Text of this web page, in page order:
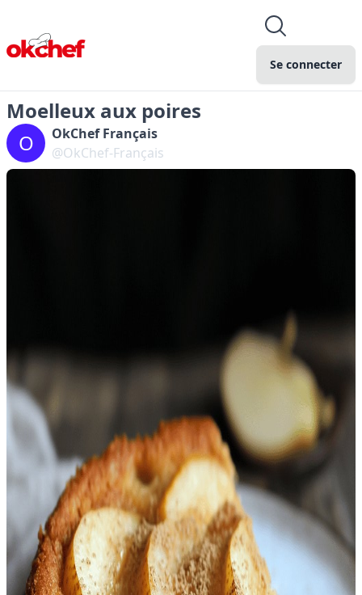
Se connecter
Moelleux aux poires
O
OkChef Français
@OkChef-Français